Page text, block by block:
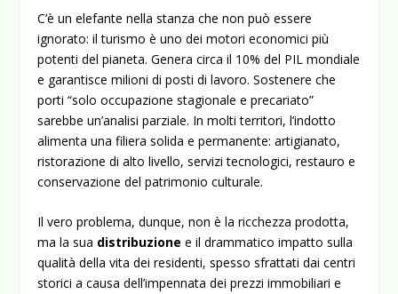
C’è un elefante nella stanza che non può essere
ignorato: il turismo è uno dei motori economici più
potenti del pianeta. Genera circa il 10% del PIL mondiale
e garantisce milioni di posti di lavoro. Sostenere che
porti “solo occupazione stagionale e precariato”
sarebbe un’analisi parziale. In molti territori, l’indotto
alimenta una filiera solida e permanente: artigianato,
ristorazione di alto livello, servizi tecnologici, restauro e
conservazione del patrimonio culturale.
Il vero problema, dunque, non è la ricchezza prodotta,
ma la sua distribuzione e il drammatico impatto sulla
qualità della vita dei residenti, spesso sfrattati dai centri
storici a causa dell’impennata dei prezzi immobiliari e